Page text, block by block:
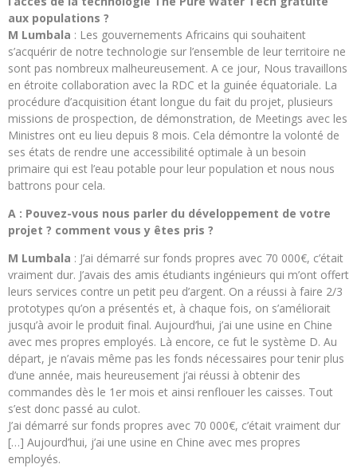
aux populations ?
M Lumbala : Les gouvernements Africains qui souhaitent
s’acquérir de notre technologie sur l’ensemble de leur territoire ne
sont pas nombreux malheureusement. A ce jour, Nous travaillons
en étroite collaboration avec la RDC et la guinée équatoriale. La
procédure d’acquisition étant longue du fait du projet, plusieurs
missions de prospection, de démonstration, de Meetings avec les
Ministres ont eu lieu depuis 8 mois. Cela démontre la volonté de
ses états de rendre une accessibilité optimale à un besoin
primaire qui est l’eau potable pour leur population et nous nous
battrons pour cela.
A : Pouvez-vous nous parler du développement de votre
projet ? comment vous y êtes pris ?
M Lumbala : J’ai démarré sur fonds propres avec 70 000€, c’était
vraiment dur. J’avais des amis étudiants ingénieurs qui m’ont offert
leurs services contre un petit peu d’argent. On a réussi à faire 2/3
prototypes qu’on a présentés et, à chaque fois, on s’améliorait
jusqu’à avoir le produit final. Aujourd’hui, j’ai une usine en Chine
avec mes propres employés. Là encore, ce fut le système D. Au
départ, je n’avais même pas les fonds nécessaires pour tenir plus
d’une année, mais heureusement j’ai réussi à obtenir des
commandes dès le 1er mois et ainsi renflouer les caisses. Tout
s’est donc passé au culot.
J’ai démarré sur fonds propres avec 70 000€, c’était vraiment dur
[…] Aujourd’hui, j’ai une usine en Chine avec mes propres
employés.